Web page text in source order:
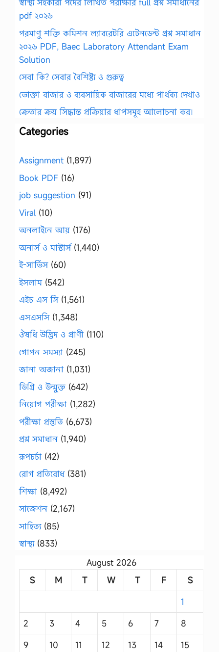
pdf ২০২৬
পরমাণু শক্তি কমিশন ল্যাবরেটরি এটেনডেন্ট প্রশ্ন সমাধান
২০২৬ PDF, Baec Laboratory Attendant Exam
Solution
সেবা কি? সেবার বৈশিষ্ট্য ও গুরুত্ব
ভোক্তা বাজার ও ব্যবসায়িক বাজারের মধ্যে পার্থক্য দেখাও
ক্রেতার ক্রয় সিদ্ধান্ত প্রক্রিয়ার ধাপসমূহ আলোচনা কর।
Categories
Assignment (1,897)
Book PDF (16)
job suggestion (91)
Viral (10)
অনলাইনে আয় (176)
অনার্স ও মাস্টার্স(1,440)
ই-সার্ভিস(60)
ইসলাম(542)
এইচ এস সি(1,561)
এসএসসি(1,348)
ঔষধি উদ্ভিদ ও প্রাণী (110)
গোপন সমস্যা (245)
জানা অজানা (1,031)
ডিগ্রি ও উন্মুক্ত (642)
নিয়োগ পরীক্ষা (1,282)
পরীক্ষা প্রস্তুতি (6,673)
প্রশ্ন সমাধান (1,940)
রূপচর্চা (42)
রোগ প্রতিরোধ(381)
শিক্ষা (8,492)
সাজেশন (2,167)
সাহিত্য(85)
স্বাস্থ্য(833)
August 2026
S
M T W T F
S
1
2
3 4 5 6 7
8
9
10 11 12 13 14 15